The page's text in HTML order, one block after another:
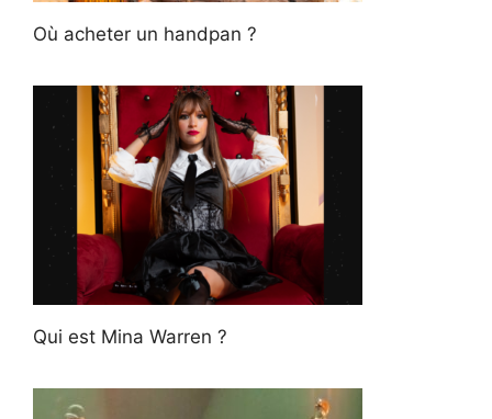
Où acheter un handpan ?
Qui est Mina Warren ?